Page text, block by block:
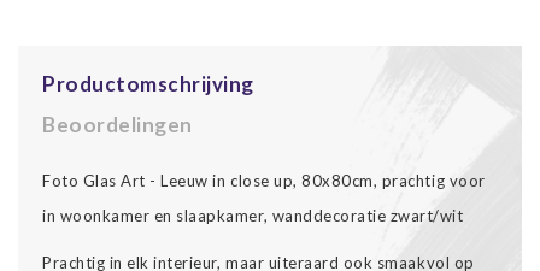
Productomschrijving
Beoordelingen
Foto Glas Art - Leeuw in close up, 80x80cm, prachtig voor
in woonkamer en slaapkamer, wanddecoratie zwart/wit
Prachtig in elk interieur, maar uiteraard ook smaakvol op